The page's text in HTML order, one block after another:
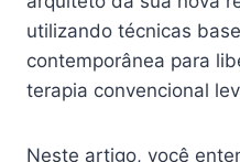
utilizando técnicas
contemporânea para
terapia convencional
Neste artigo, você